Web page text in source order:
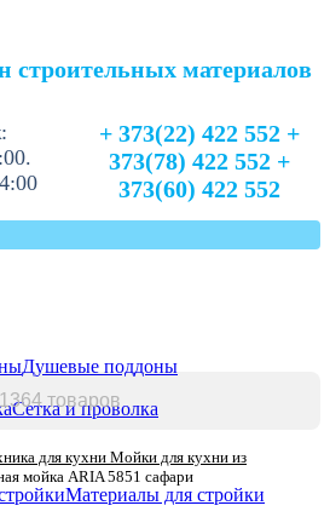
строительных материалов
+ 373(22) 422 552 +
373(78) 422 552 +
373(60) 422 552
Душевые поддоны
Сетка и проволка
Материалы для стройки
для кухниМойки для кухни из
мойка ARIA 5851 сафари